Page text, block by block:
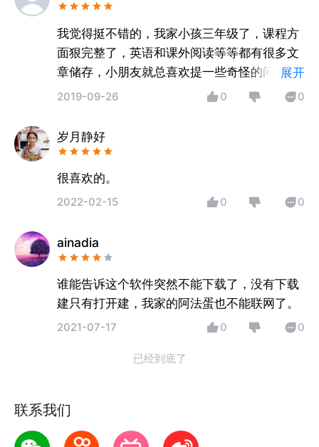
我觉得挺不错的，我家小孩三年级了，课程方
面狠完整了，英语和课外阅读等等都有很多文
章储存，小朋友就总喜欢提一些奇怪的问题，
有时候我都很烦了，但是蛋蛋不会生气，还乐
对孩子来说可比玩手机好多了
展开
2019-09-26 0 0
岁月静好
很喜欢的。
2022-02-15 0 0
ainadia
谁能告诉这个软件突然不能下载了，没有下载
建只有打开建，我家的阿法蛋也不能联网了。
2021-07-17 0 0
已经到底了
联系我们